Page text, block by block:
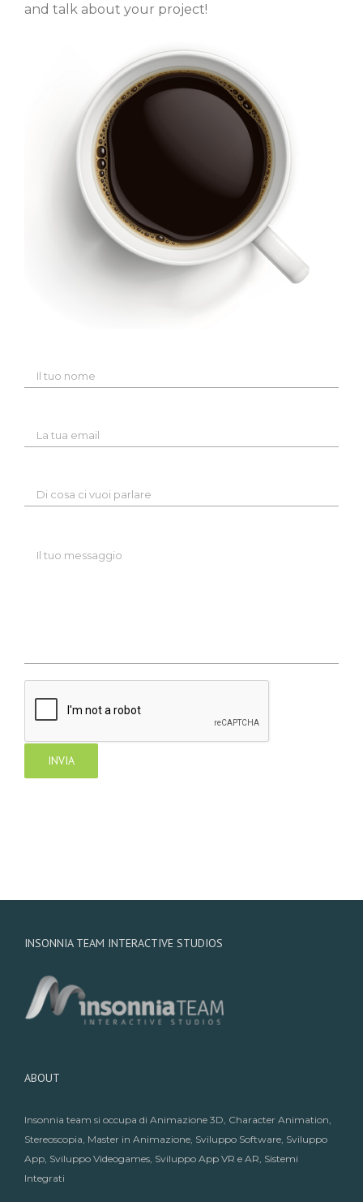
and talk about your project!
INSONNIA TEAM INTERACTIVE STUDIOS
ABOUT
Insonnia team si occupa di Animazione 3D, Character Animation,
Stereoscopia, Master in Animazione Sviluppo Software Sviluppo
App Sviluppo Videogames Sviluppo App VR e AR Sistemi
Integrati